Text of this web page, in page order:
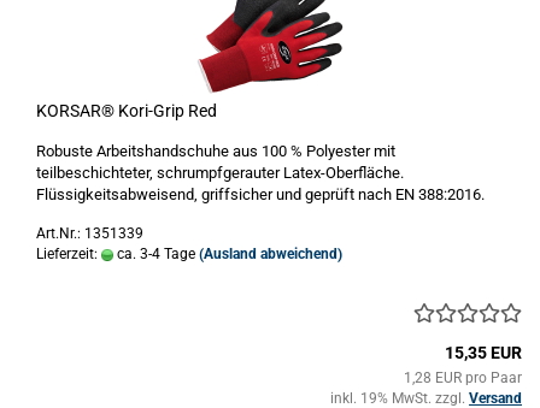
KORSAR® Kori-Grip Red
Robuste Arbeitshandschuhe aus 100 % Polyester mit
teilbeschichteter, schrumpfgerauter Latex-Oberfläche.
Flüssigkeitsabweisend, griffsicher und geprüft nach EN 388:2016.
Art.Nr.: 1351339
Lieferzeit:
ca. 3-4 Tage (Ausland abweichend)
15,35 EUR
1,28 EUR pro Paar
inkl. 19% MwSt. zzgl. Versand